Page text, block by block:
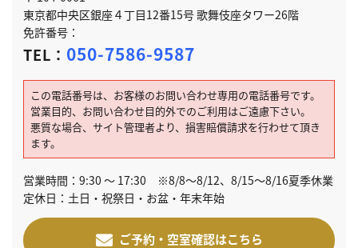
東京都中央区銀座４丁目12番15号 歌舞伎座タワー26階
免許番号：
TEL： 050-7586-9587
この電話番号は、お客様のお問い合わせ専用の電話番号です。
営業目的、お問い合わせ目的外でのご利用はご遠慮下さい。
悪質な場合、サイト管理者より、損害賠償請求を行わせて頂き
ます。
営業時間：9:30 ～ 17:30 ※8/8～8/12、8/15～8/16夏季休業
定休日：土日・祝祭日・お盆・年末年始
ご予約・空室確認はこちら